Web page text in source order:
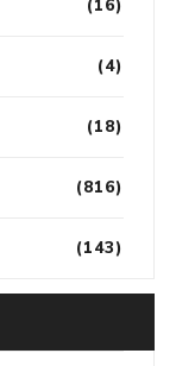
(16)
(4)
(18)
(816)
(143)